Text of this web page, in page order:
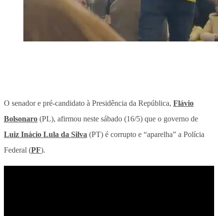
O senador e pré-candidato à Presidência da República, Flávio
Bolsonaro (PL), afirmou neste sábado (16/5) que o governo de
Luiz Inácio Lula da Silva (PT) é corrupto e “aparelha” a Polícia
Federal (PF).